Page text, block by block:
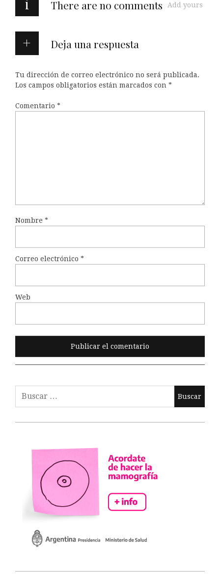
There are no comments Add yours
Deja una respuesta
Tu dirección de correo electrónico no será publicada.
Los campos obligatorios están marcados con *
Comentario *
Nombre *
Correo electrónico *
Web